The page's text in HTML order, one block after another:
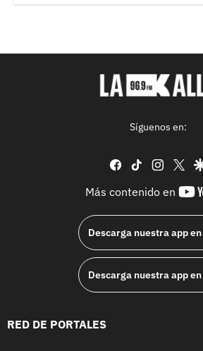
Síguenos en:
facebook
tiktok
Más contenido en
Descarga nuestra app en
Descarga nuestra app en
RED DE PORTALES